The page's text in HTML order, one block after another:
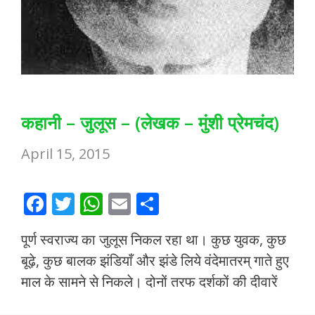
कहानी – जुलूस – (लेखक – मुंशी प्रेमचंद)
April 15, 2015
F
e
b
o
T
itt
er
W
at
s
A
E
m
ai
l
ar
e
पूर्ण स्वराज्य का जुलूस निकल रहा था। कुछ युवक, कुछ
बूढ़े, कुछ बालक झंडियाँ और झंडे लिये वंदेमातरम् गाते हुए
माल के सामने से निकले। दोनों तरफ दर्शकों की दीवारें